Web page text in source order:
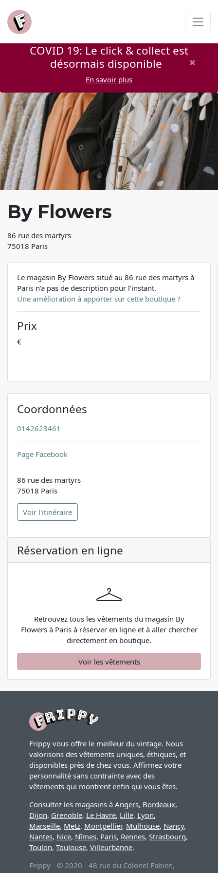
COVID 19: Le click & collect est
désormais disponible
×
En savoir plus
By Flowers
86 rue des martyrs
75018 Paris
Le magasin By Flowers situé au 86 rue des martyrs à
Paris n'a pas de description pour l'instant.
Une amélioration à apporter sur cette boutique ?
Prix
€
Coordonnées
0142623461
Page Facebook
86 rue des martyrs
75018 Paris
Voir l'itinéraire
Réservation en ligne
Retrouvez tous les vêtements du magasin By
Flowers à Paris à réserver en ligne et à aller chercher
directement en boutique.
Voir les vêtements
Frippy vous offre le meilleur du vintage. Nous
valorisons des vêtements uniques, éthiques, et
disponibles près de chez vous. Affirmez votre
personnalité sans contrainte avec des
vêtements qui montrent enfin qui vous êtes.
Consultez les magasins à Angers, Bordeaux,
Dijon, Grenoble, Le Havre, Lille, Lyon,
Marseille, Metz, Montpellier, Mulhouse, Nancy,
Nantes, Nice, Nîmes, Paris, Rennes, Strasbourg,
Toulon, Toulouse, Villeurbanne.
Frippy - © 2020 - 48 rue du Colonel Fabien,